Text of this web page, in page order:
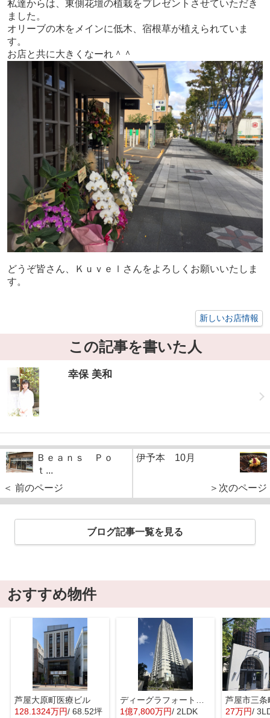
私達からは、東側花壇の植栽をプレゼントさせていただき
ました。
オリーブの木をメインに低木、宿根草が植えられていま
す。
お店と共に大きくなーれ＾＾
どうぞ皆さん、Ｋｕｖｅｌさんをよろしくお願いいたしま
す。
新しいお店情報
この記事を書いた人
幸保 美和
Ｂｅａｎｓ Ｐｏ
ｔ...
＜ 前のページ
伊予本 10月
＞次のページ
ブログ記事一覧を見る
おすすめ物件
芦屋大原町医療ビル
128.1324万円/ 68.52坪
1億7,800万円/ 2LDK 27万円/